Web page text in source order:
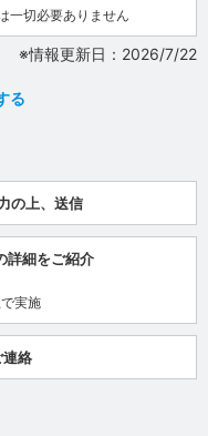
一切必要ありません
※情報更新日：2026/7/22
る
の上、送信
詳細をご紹介
実施
連絡